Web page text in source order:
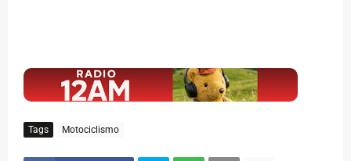
Tags Motociclismo